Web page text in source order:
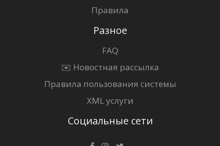
Правила
Разное
FAQ
✉️ Новостная рассылка
Правила пользования системы
XML услуги
Социальные сети